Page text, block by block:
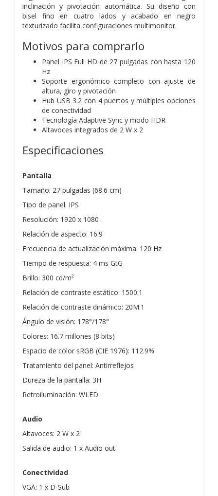
inclinación y pivotación automática. Su diseño con
bisel fino en cuatro lados y acabado en negro
texturizado facilita configuraciones multimonitor.
Motivos para comprarlo
Panel IPS Full HD de 27 pulgadas con hasta 120
Hz
Soporte ergonómico completo con ajuste de
altura, giro y pivotación
Hub USB 3.2 con 4 puertos y múltiples opciones
de conectividad
Tecnología Adaptive Sync y modo HDR
Altavoces integrados de 2 W x 2
Especificaciones
Pantalla
Tamaño: 27 pulgadas (68.6 cm)
Tipo de panel: IPS
Resolución: 1920 x 1080
Relación de aspecto: 16:9
Frecuencia de actualización máxima: 120 Hz
Tiempo de respuesta: 4 ms GtG
Brillo: 300 cd/m²
Relación de contraste estático: 1500:1
Relación de contraste dinámico: 20M:1
Ángulo de visión: 178°/178°
Colores: 16.7 millones (8 bits)
Espacio de color sRGB (CIE 1976): 112.9%
Tratamiento del panel: Antirreflejos
Dureza de la pantalla: 3H
Retroiluminación: WLED
Audio
Altavoces: 2 W x 2
Salida de audio: 1 x Audio out
Conectividad
VGA: 1 x D-Sub